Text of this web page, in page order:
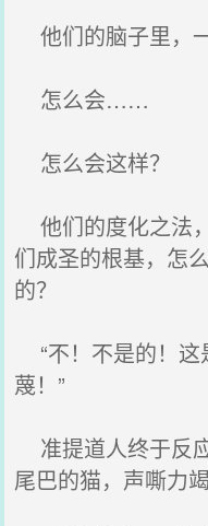
他们的脑子里，
怎么会……
怎么会这样？
他们的度化之法
们成圣的根基，怎
的？
“不！不是的！这
蔑！”
准提道人终于反
尾巴的猫，声嘶力